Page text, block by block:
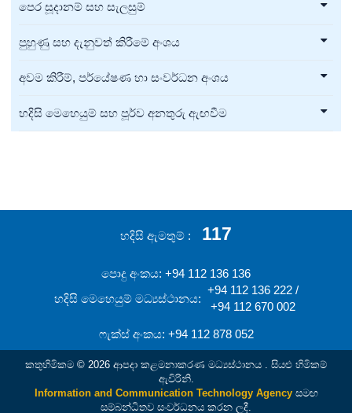
පෙර සූදානම් සහ සැලසුම්
පුහුණු සහ දැනුවත් කිරීමේ අංශය
අවම කිරීම්, පර්යේෂණ හා සංවර්ධන අංශය
හදිසි මෙහෙයුම් සහ පූර්ව අනතුරු ඇඟවීම
හදිසි ඇමතුම් 117
පොදු අංකය: +94 112 136 136
හදිසි මෙහෙයුම් මධ්‍යස්ථානය:
+94 112 136 222 /
+94 112 670 002
ෆැක්ස් අංකය: +94 112 878 052
කතුහිමිකම © 2026 ආපදා කළමනාකරණ මධ්‍යස්ථානය . සියළු හිමිකම්
ඇවිරිනි.
Information and Communication Technology Agencyසමඟ
සම්බන්ධිතව සංවර්ධනය කරන ලදී.